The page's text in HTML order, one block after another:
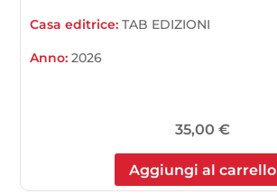
Casa editrice:TAB EDIZIONI
Anno:2026
35,00 €
Aggiungi al carrello